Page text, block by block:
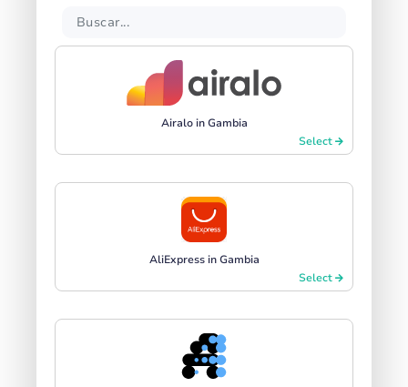
Airalo in Gambia
Select
AliExpress in Gambia
Select